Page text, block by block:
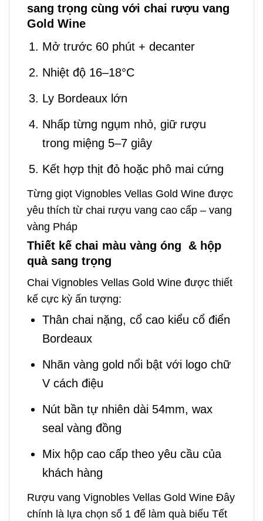
sang trọng cùng với chai rượu vang
Gold Wine
Mở trước 60 phút + decanter
Nhiệt độ 16–18°C
Ly Bordeaux lớn
Nhấp từng ngụm nhỏ, giữ rượu
trong miệng 5–7 giây
Kết hợp thịt đỏ hoặc phô mai cứng
Từng giọt Vignobles Vellas Gold Wine được
yêu thích từ chai rượu vang cao cấp – vang
vàng Pháp
Thiết kế chai màu vàng óng & hộp
quà sang trọng
Chai Vignobles Vellas Gold Wine được thiết
kế cực kỳ ấn tượng:
Thân chai nặng, cổ cao kiểu cổ điển
Bordeaux
Nhãn vàng gold nổi bật với logo chữ
V cách điệu
Nút bần tự nhiên dài 54mm, wax
seal vàng đồng
Mix hộp cao cấp theo yêu cầu của
khách hàng
Rượu vang Vignobles Vellas Gold Wine Đây
chính là lựa chọn số 1 để làm quà biếu Tết